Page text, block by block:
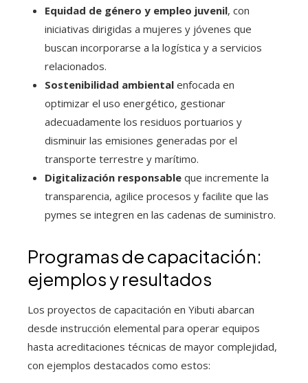
Equidad de género y empleo juvenil, con
iniciativas dirigidas a mujeres y jóvenes que
buscan incorporarse a la logística y a servicios
relacionados.
Sostenibilidad ambiental enfocada en
optimizar el uso energético, gestionar
adecuadamente los residuos portuarios y
disminuir las emisiones generadas por el
transporte terrestre y marítimo.
Digitalización responsable que incremente la
transparencia, agilice procesos y facilite que las
pymes se integren en las cadenas de suministro.
Programas de capacitación:
ejemplos y resultados
Los proyectos de capacitación en Yibuti abarcan
desde instrucción elemental para operar equipos
hasta acreditaciones técnicas de mayor complejidad,
con ejemplos destacados como estos: